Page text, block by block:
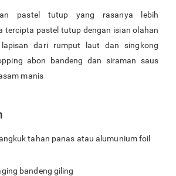
pastel tutup yang rasanya lebih
tercipta pastel tutup dengan isian olahan
lapisan dari rumput laut dan singkong
abon bandeng dan siraman saus
manis
tahan panas atau alumunium foil
bandeng giling